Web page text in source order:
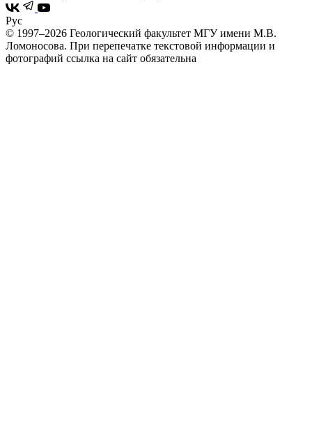
Рус
© 1997–2026 Геологический факультет МГУ имени М.В.
Ломоносова. При перепечатке текстовой информации и
фотографий ссылка на сайт обязательна